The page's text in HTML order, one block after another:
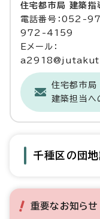
住宅都市局 建築指
電話番号：052-
972-4159
Eメール：
住宅都市局
建築担当へ
千種区の団
重要なお知らせ